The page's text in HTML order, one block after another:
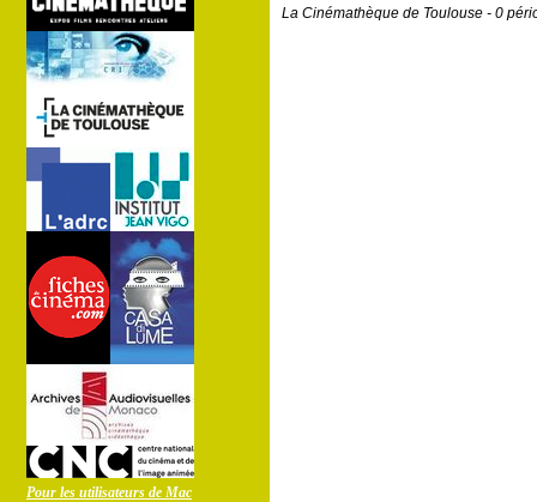
Pour les utilisateurs de Mac
La Cinémathèque de Toulouse - 0